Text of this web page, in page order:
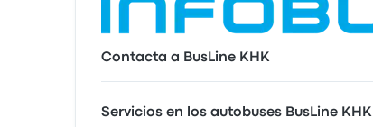
Contacta a BusLine KHK
Servicios en los autobuses BusLine KHK